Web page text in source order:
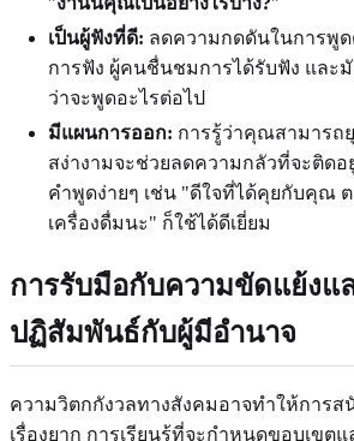
เป็นผู้ฟังที่ดี: ลดความกดดันในการพูด
การฟัง ผู้คนชื่นชมการได้รับฟัง และ
ว่าจะพูดอะไรต่อไป
มีแผนการออก: การรู้ว่าคุณสามารถ
สง่างามจะช่วยลดความกลัวที่จะติด
คำพูดง่ายๆ เช่น "ดีใจที่ได้คุยกับคุณ
เครื่องดื่มนะ" ก็ใช้ได้ดีเยี่ยม
การรับมือกับความขัดแย้งแ
ปฏิสัมพันธ์กับผู้มีอำนาจ
ความวิตกกังวลทางสังคมอาจทำให้การส
เรื่องยาก การเรียนรู้ที่จะกำหนดขอบเขต